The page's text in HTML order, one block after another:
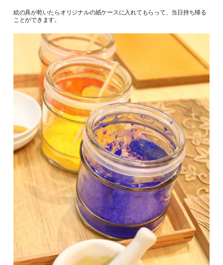
絵の具が乾いたらオリジナルの紙ケースに入れてもらって、当日持ち帰る
ことができます。